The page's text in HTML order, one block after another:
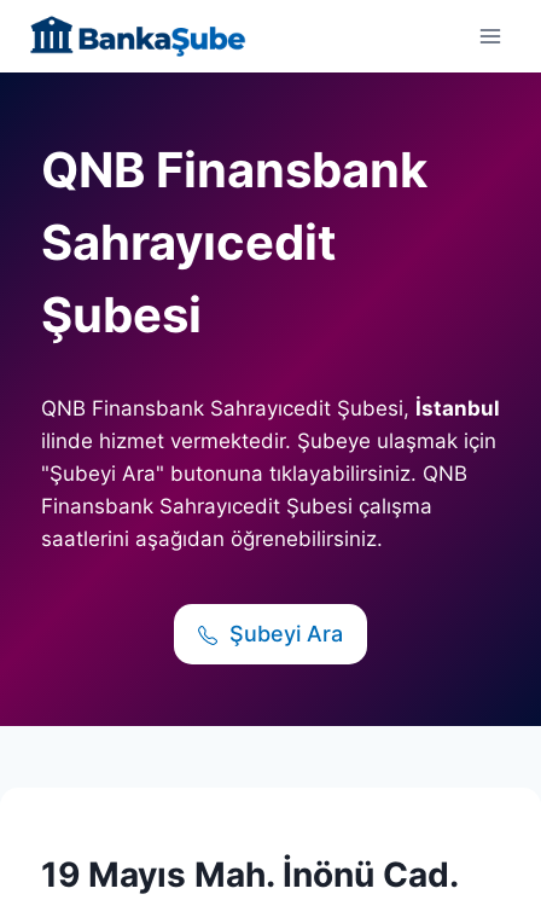
content
QNB Finansbank
Sahrayıcedit
Şubesi
QNB Finansbank Sahrayıcedit Şubesi, İstanbul
ilinde hizmet vermektedir. Şubeye ulaşmak için
"Şubeyi Ara" butonuna tıklayabilirsiniz. QNB
Finansbank Sahrayıcedit Şubesi çalışma
saatlerini aşağıdan öğrenebilirsiniz.
Şubeyi Ara
19 Mayıs Mah. İnönü Cad.